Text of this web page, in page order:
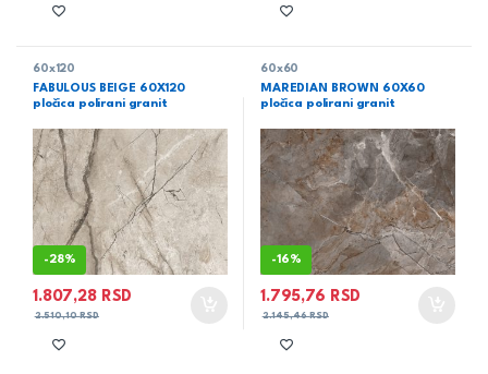
60x120
FABULOUS BEIGE 60X120
pločica polirani granit
-28%
1.807,28 RSD
2.510,10RSD
60x60
MAREDIAN BROWN 60X60
pločica polirani granit
-16%
1.795,76 RSD
2.145,46RSD